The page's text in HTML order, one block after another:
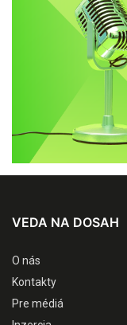
VEDA NA DOSAH
O nás
Kontakty
Pre médiá